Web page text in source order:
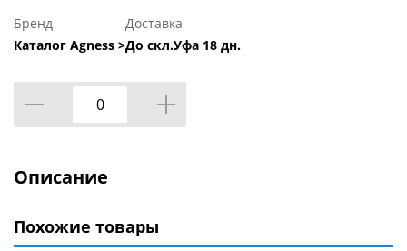
Бренд
Каталог Agness >
Доставка
До скл.Уфа 18 дн.
Описание
Похожие товары